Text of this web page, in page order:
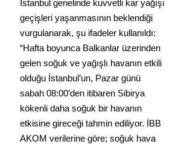
İstanbul genelinde kuvvetli kar yağışı
geçişleri yaşanmasının beklendiği
vurgulanarak, şu ifadeler kullanıldı:
“Hafta boyunca Balkanlar üzerinden
gelen soğuk ve yağışlı havanın etkili
olduğu İstanbul’un, Pazar günü
sabah 08:00’den itibaren Sibirya
kökenli daha soğuk bir havanın
etkisine gireceği tahmin ediliyor. İBB
AKOM verilerine göre; soğuk hava